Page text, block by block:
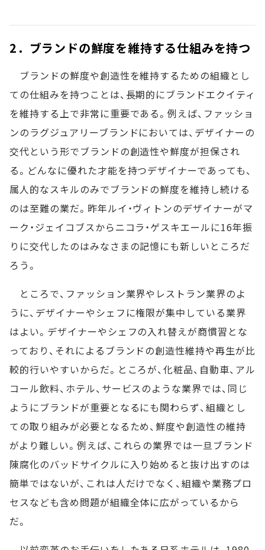
2．ブランドの鮮度を維持する仕組みを持つ
ブランドの鮮度や創造性を維持するための組織とし
ての仕組みを持つことは、長期的にブランドエクイティ
を維持する上で非常に重要である。例えば、ファッショ
ンのラグジュアリーブランドにおいては、デザイナーの
交代という形でブランドの創造性や鮮度が担保され
る。どんなに優れた才能を持つデザイナーであっても、
属人的なスキルのみでブランドの鮮度を維持し続ける
のは至難の業だ。昨年ルイ・ヴィトンのデザイナーがマ
ーク・ジェイコブスからニコラ・ゲスキエールに16年振
りに交代したのはみなさまの記憶にも新しいところだ
ろう。
ところで、ファッション業界やレストラン業界のよ
うに、デザイナーやシェフに権限が集中している業界
はよい。デザイナーやシェフの入れ替えが商慣習とな
っており、それによるブランドの創造性維持や再生が比
較的行いやすいからだ。ところが、化粧品、自動車、アル
コール飲料、ホテル、サービスのような業界では、同じ
ようにブランドが重要となるにも関わらず、組織とし
ての取り組みが必要となるため、鮮度や創造性の維持
がより難しい。例えば、これらの業界では一旦ブランド
陳腐化のバッドサイクルに入り始めると抜け出すのは
簡単ではないが、これは人だけでなく、組織や業務プロ
セスなども含め問題が組織全体に広がっているから
だ。